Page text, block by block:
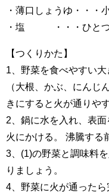
・薄口しょうゆ・・・
・塩 ・・・ひとつ
【つくりかた】
1、野菜を食べやすい大
（大根、かぶ、にんじ
きにすると火が通りや
2、鍋に水を入れ、表面
火にかける。 沸騰する
3、(1)の野菜と調味料
りましょう。
4、野菜に火が通ったら